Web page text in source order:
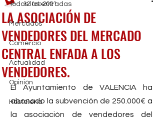
Todas las entradas
Mercados
Comercio
Actualidad
Opinión
Hostelería
LA ASOCIACIÓN DE
VENDEDORES DEL MERCADO
CENTRAL ENFADA A LOS
VENDEDORES.
12 feb 2021
El Ayuntamiento de VALENCIA ha
abonado la subvención de 250.000€ a
la asociación de vendedores del